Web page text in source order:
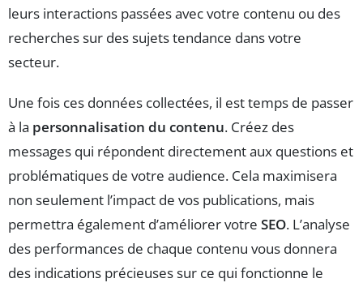
leurs interactions passées avec votre contenu ou des
recherches sur des sujets tendance dans votre
secteur.
Une fois ces données collectées, il est temps de passer
à la personnalisation du contenu. Créez des
messages qui répondent directement aux questions et
problématiques de votre audience. Cela maximisera
non seulement l’impact de vos publications, mais
permettra également d’améliorer votre SEO. L’analyse
des performances de chaque contenu vous donnera
des indications précieuses sur ce qui fonctionne le